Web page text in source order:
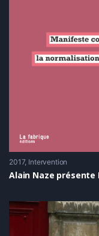
2017 Intervention